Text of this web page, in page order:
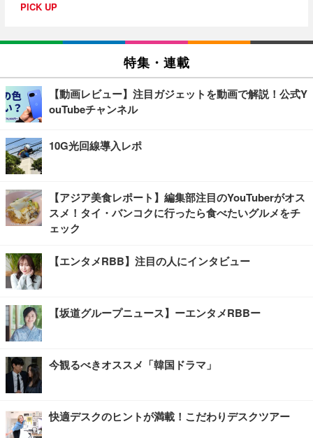
PICK UP
特集・連載
【動画レビュー】注目ガジェットを動画で解説！公式Y
ouTubeチャンネル
10G光回線導入レポ
【アジア美食レポート】編集部注目のYouTuberがオス
スメ！タイ・バンコクに行ったら食べたいグルメをチ
ェック
【エンタメRBB】注目の人にインタビュー
【坂道グループニュース】ーエンタメRBBー
今観るべきオススメ「韓国ドラマ」
快適デスクのヒントが満載！こだわりデスクツアー